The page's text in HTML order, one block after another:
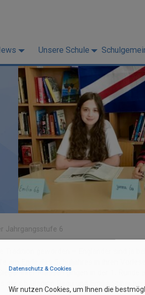
Unsere Schule
Jahrgangsstufe 6
geworden – Engländer sind ja
Ende des Schuljahres in ihren
ihrer Klassen gingen in der 1. Runde
6b Bledion Begu und Emilia Stiber
Datenschutz & Cookies
Wir nutzen Cookies, um Ihnen die